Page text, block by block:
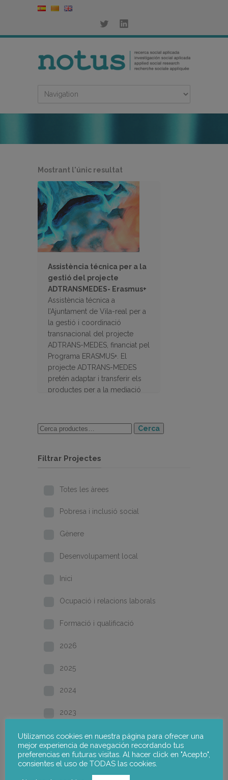
Mostrant l'únic resultat
Assistència técnica per a la
gestió del projecte
ADTRANSMEDES- Erasmus+
Assistència técnica a
l’Ajuntament de Vila-real per a
la gestió i coordinació
transnacional del projecte
ADTRANS-MEDES, financiat pel
Programa ERASMUS+. El
projecte ADTRANS-MEDES
pretén adaptar i transferir els
productes per a la mediació
Cerca
Filtrar Projectes
Totes les àrees
Pobresa i inclusió social
Gènere
Desenvolupament local
Inici
Ocupació i relacions laborals
Formació i qualificació
2026
2025
2024
2023
2022
2021
Utilizamos cookies en nuestra página para ofrecer una
mejor experiencia de navegación recordando tus
preferencias en futuras visitas. Al hacer click en "Acepto",
consientes el uso de TODAS las cookies.